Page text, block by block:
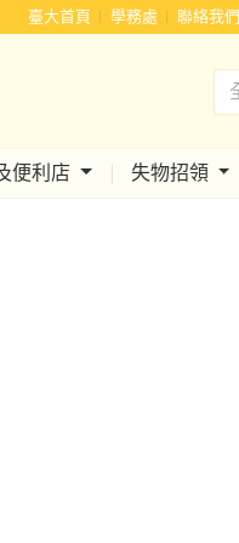
::: 臺大首頁 學務處 聯絡我們
便利店 失物招領